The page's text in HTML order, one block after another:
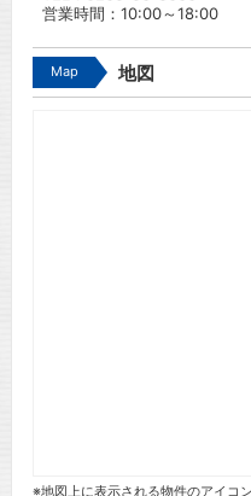
営業時間：10:00～18:00
Map 地図
※地図上に表示される物件のアイコ